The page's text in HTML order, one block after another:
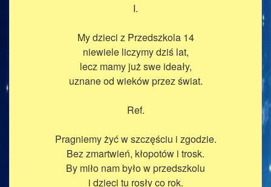
I.
My dzieci z Przedszkola 14
niewiele liczymy dziś lat,
lecz mamy już swe ideały,
uznane od wieków przez świat.
Ref.
Pragniemy żyć w szczęściu i zgodzie.
Bez zmartwień, kłopotów i trosk.
By miło nam było w przedszkolu
i dzieci tu rosły co rok.